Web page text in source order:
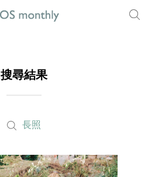
搜尋結果
長照